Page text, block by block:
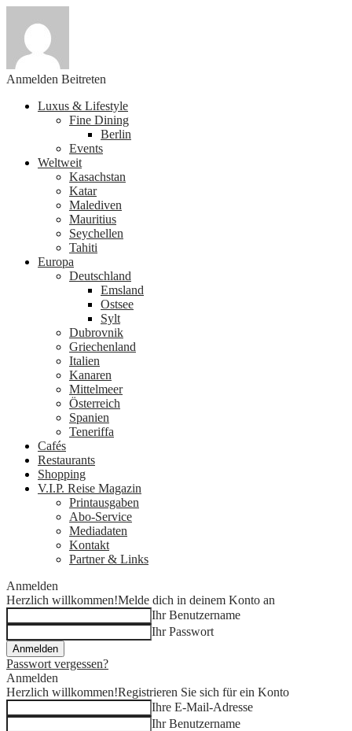
Anmelden Beitreten
Luxus & Lifestyle
Fine Dining
Berlin
Events
Weltweit
Kasachstan
Katar
Malediven
Mauritius
Seychellen
Tahiti
Europa
Deutschland
Emsland
Ostsee
Sylt
Dubrovnik
Griechenland
Italien
Kanaren
Mittelmeer
Österreich
Spanien
Teneriffa
Cafés
Restaurants
Shopping
V.I.P. Reise Magazin
Printausgaben
Abo-Service
Mediadaten
Kontakt
Partner & Links
Anmelden
Herzlich willkommen!Melde dich in deinem Konto an
Ihr Benutzername
Ihr Passwort
Passwort vergessen?
Anmelden
Herzlich willkommen!Registrieren Sie sich für ein Konto
Ihre E-Mail-Adresse
Ihr Benutzername